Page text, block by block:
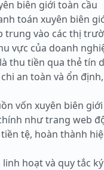
biên giới toàn cầu
toán xuyên biên
vào các thị
vực của doanh
thu tiền qua thẻ tín
an toàn và ổn
vốn xuyên biên
như trang web
tệ, hoàn thành
hoạt và quy tắc